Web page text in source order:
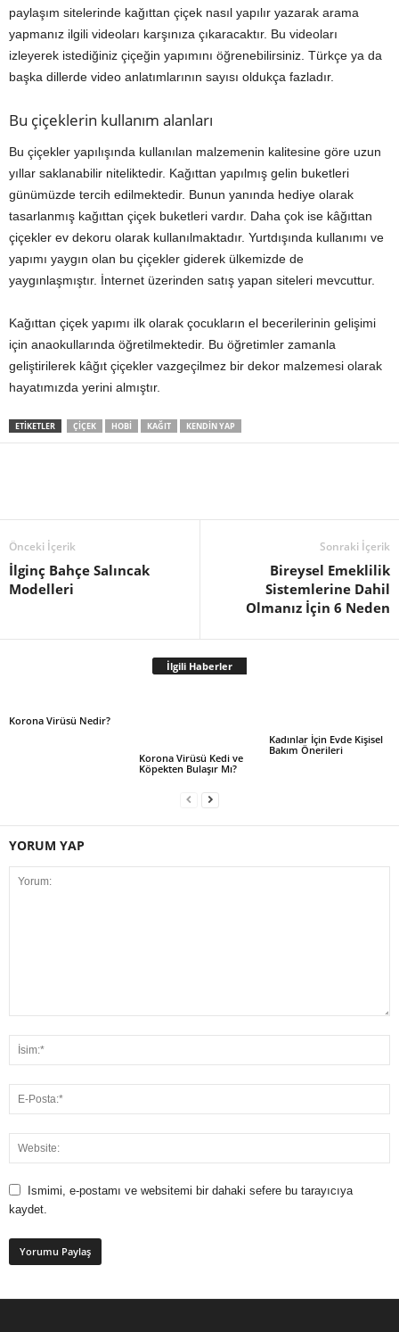
paylaşım sitelerinde kağıttan çiçek nasıl yapılır yazarak arama
yapmanız ilgili videoları karşınıza çıkaracaktır. Bu videoları
izleyerek istediğiniz çiçeğin yapımını öğrenebilirsiniz. Türkçe ya da
başka dillerde video anlatımlarının sayısı oldukça fazladır.
Bu çiçeklerin kullanım alanları
Bu çiçekler yapılışında kullanılan malzemenin kalitesine göre uzun
yıllar saklanabilir niteliktedir. Kağıttan yapılmış gelin buketleri
günümüzde tercih edilmektedir. Bunun yanında hediye olarak
tasarlanmış kağıttan çiçek buketleri vardır. Daha çok ise kâğıttan
çiçekler ev dekoru olarak kullanılmaktadır. Yurtdışında kullanımı ve
yapımı yaygın olan bu çiçekler giderek ülkemizde de
yaygınlaşmıştır. İnternet üzerinden satış yapan siteleri mevcuttur.
Kağıttan çiçek yapımı ilk olarak çocukların el becerilerinin gelişimi
için anaokullarında öğretilmektedir. Bu öğretimler zamanla
geliştirilerek kâğıt çiçekler vazgeçilmez bir dekor malzemesi olarak
hayatımızda yerini almıştır.
ETIKETLER ÇIÇEK HOBI KAĞIT KENDIN YAP
Önceki İçerik
İlginç Bahçe Salıncak
Modelleri
Sonraki İçerik
Bireysel Emeklilik
Sistemlerine Dahil
Olmanız İçin 6 Neden
İlgili Haberler
Korona Virüsü Nedir?
Korona Virüsü Kedi ve
Köpekten Bulaşır Mı?
Kadınlar İçin Evde Kişisel
Bakım Önerileri
YORUM YAP
Ismimi, e-postamı ve websitemi bir dahaki sefere bu tarayıcıya
kaydet.